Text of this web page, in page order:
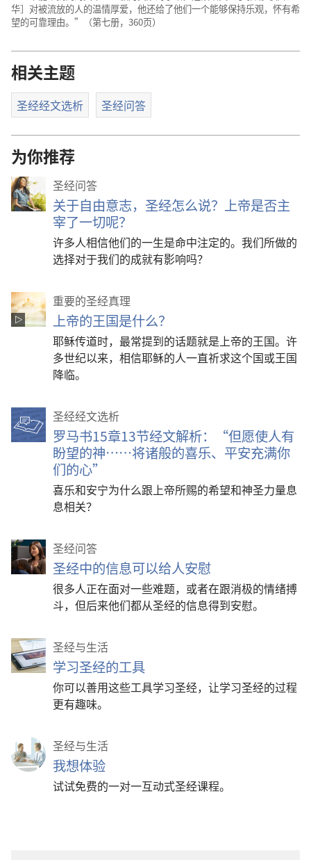
华］对被流放的人的温情厚爱，他还给了他们一个能够保持乐观，怀有希
望的可靠理由。”（第七册，360页）
相关主题
圣经经文选析 圣经问答
为你推荐
圣经问答
关于自由意志，圣经怎么说？上帝是否主
宰了一切呢？
许多人相信他们的一生是命中注定的。我们所做的
选择对于我们的成就有影响吗？
重要的圣经真理
上帝的王国是什么？
耶稣传道时，最常提到的话题就是上帝的王国。许
多世纪以来，相信耶稣的人一直祈求这个国或王国
降临。
圣经经文选析
罗马书15章13节经文解析：“但愿使人有
盼望的神……将诸般的喜乐、平安充满你
们的心”
喜乐和安宁为什么跟上帝所赐的希望和神圣力量息
息相关？
圣经问答
圣经中的信息可以给人安慰
很多人正在面对一些难题，或者在跟消极的情绪搏
斗，但后来他们都从圣经的信息得到安慰。
圣经与生活
学习圣经的工具
你可以善用这些工具学习圣经，让学习圣经的过程
更有趣味。
圣经与生活
我想体验
试试免费的一对一互动式圣经课程。